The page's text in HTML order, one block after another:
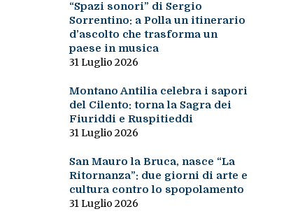
“Spazi sonori” di Sergio
Sorrentino: a Polla un itinerario
d’ascolto che trasforma un
paese in musica
31 Luglio 2026
Montano Antilia celebra i sapori
del Cilento: torna la Sagra dei
Fiuriddi e Ruspitieddi
31 Luglio 2026
San Mauro la Bruca, nasce “La
Ritornanza”: due giorni di arte e
cultura contro lo spopolamento
31 Luglio 2026